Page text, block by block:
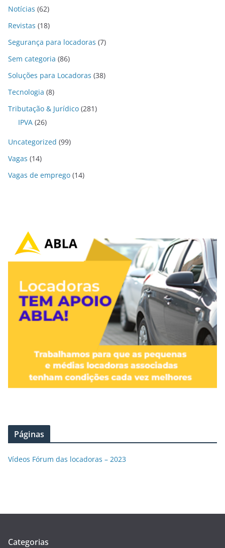
Notícias (62)
Revistas (18)
Segurança para locadoras (7)
Sem categoria (86)
Soluções para Locadoras (38)
Tecnologia (8)
Tributação & Jurídico (281)
IPVA (26)
Uncategorized (99)
Vagas (14)
Vagas de emprego (14)
Páginas
Vídeos Fórum das locadoras – 2023
Categorias